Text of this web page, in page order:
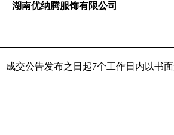
湖南优纳腾服饰有限公司
公告发布之日起7个工作日内以书